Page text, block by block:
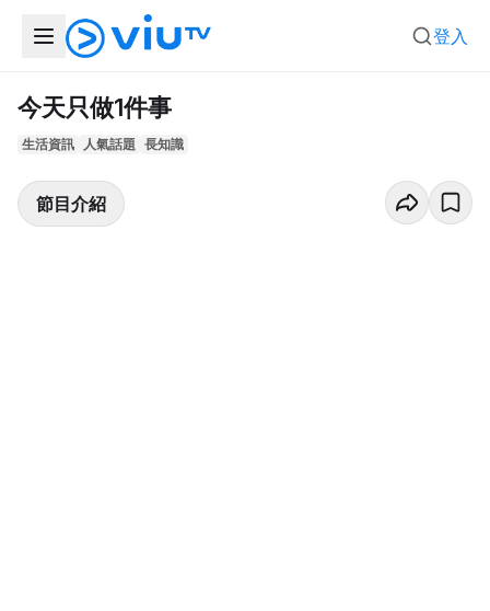
登入
今天只做1件事
生活資訊 人氣話題 長知識
節目介紹